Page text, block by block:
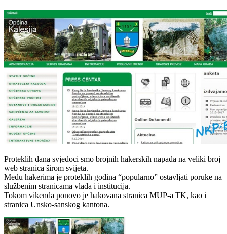
Proteklih dana svjedoci smo brojnih hakerskih napada na veliki broj
web stranica širom svijeta.
Među hakerima je proteklih godina “popularno” ostavljati poruke na
službenim stranicama vlada i institucija.
Tokom vikenda ponovo je hakovana stranica MUP-a TK, kao i
stranica Unsko-sanskog kantona.